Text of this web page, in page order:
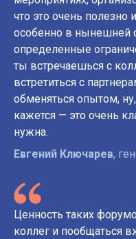
что это очень полезно
особенно в нынешней
определенные
ты встречаешься с
встретиться с
обменяться опытом,
кажется — это очень
нужна.
Евгений Ключарев,
Ценность таких
коллег и пообщаться